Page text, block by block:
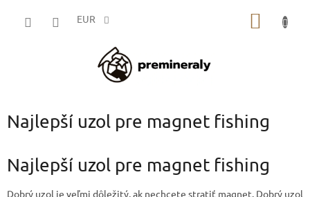
EUR
Najlepší uzol pre magnet fishing
Najlepší uzol pre magnet fishing
Dobrý uzol je veľmi dôležitý, ak nechcete stratiť magnet. Dobrý uzol